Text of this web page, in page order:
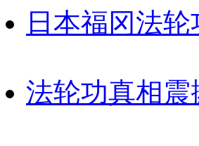
日本福冈法
法轮功真相